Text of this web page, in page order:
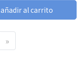
añadir al carrito
»